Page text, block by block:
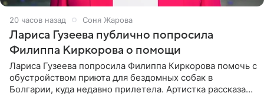
20 часов назад Соня Жарова
Лариса Гузеева публично попросила
Филиппа Киркорова о помощи
Лариса Гузеева попросила Филиппа Киркорова помочь с
обустройством приюта для бездомных собак в
Болгарии, куда недавно прилетела. Артистка рассказала